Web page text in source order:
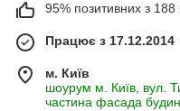
тканин завжди
Ми здійснюємо
95% позитивних з 188
Працює з 17.12.2014
м. Київ
шоурум м. Київ, вул.
частина фасада